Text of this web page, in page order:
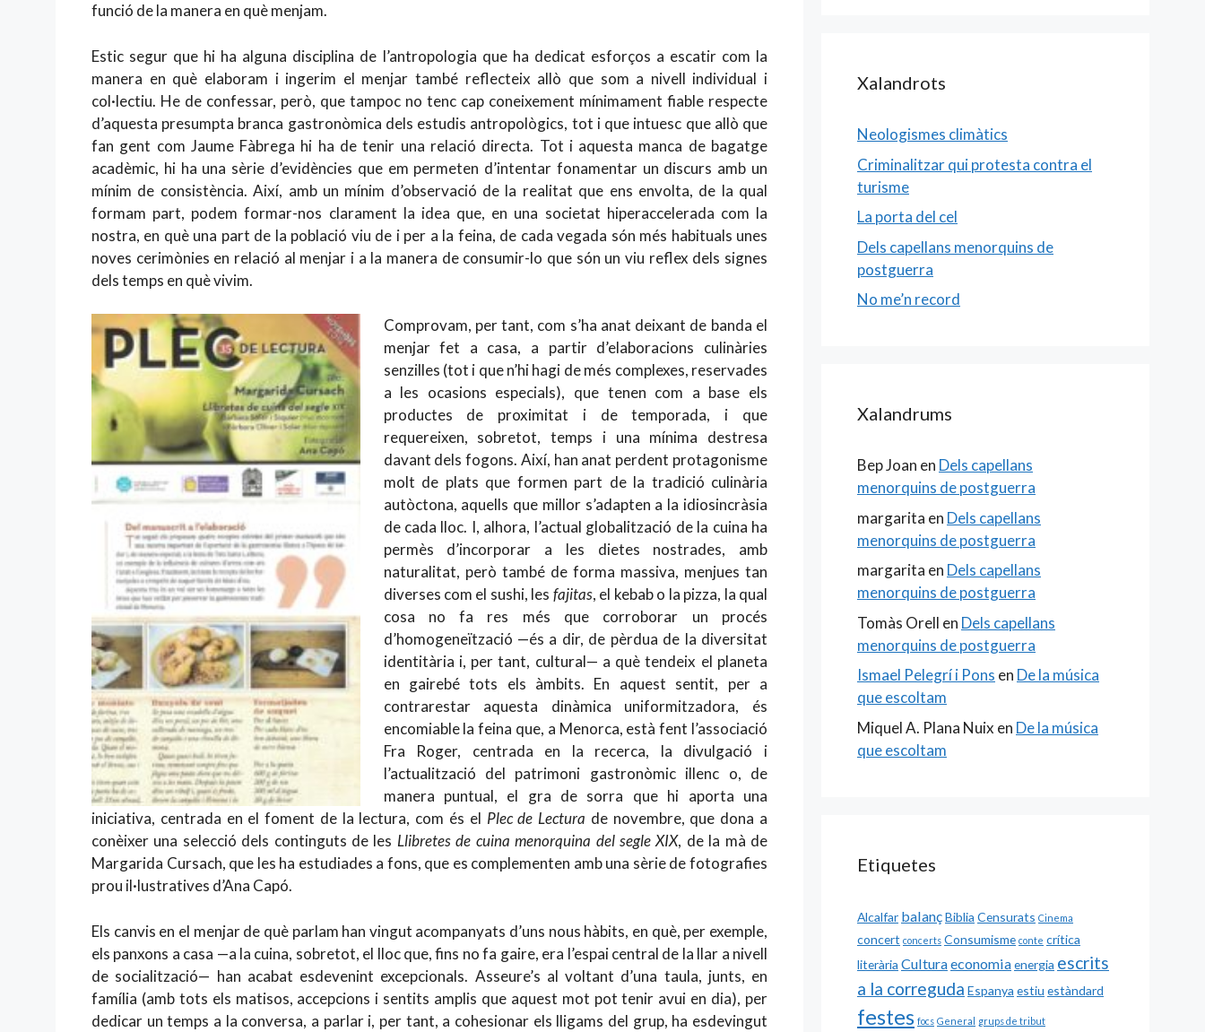
funció de la manera en què menjam.
Estic segur que hi ha alguna disciplina de l’antropologia que ha dedicat esforços a escatir com la
manera en què elaboram i ingerim el menjar també reflecteix allò que som a nivell individual i
col·lectiu. He de confessar, però, que tampoc no tenc cap coneixement mínimament fiable respecte
d’aquesta presumpta branca gastronòmica dels estudis antropològics, tot i que intuesc que allò que
fan gent com Jaume Fàbrega hi ha de tenir una relació directa. Tot i aquesta manca de bagatge
acadèmic, hi ha una sèrie d’evidències que em permeten d’intentar fonamentar un discurs amb un
mínim de consistència. Així, amb un mínim d’observació de la realitat que ens envolta, de la qual
formam part, podem formar-nos clarament la idea que, en una societat hiperaccelerada com la
nostra, en què una part de la població viu de i per a la feina, de cada vegada són més habituals unes
noves cerimònies en relació al menjar i a la manera de consumir-lo que són un viu reflex dels signes
dels temps en què vivim.
Comprovam, per tant, com s’ha anat deixant de banda el
menjar fet a casa, a partir d’elaboracions culinàries
senzilles (tot i que n’hi hagi de més complexes, reservades
a les ocasions especials), que tenen com a base els
productes de proximitat i de temporada, i que
requereixen, sobretot, temps i una mínima destresa
davant dels fogons. Així, han anat perdent protagonisme
molt de plats que formen part de la tradició culinària
autòctona, aquells que millor s’adapten a la idiosincràsia
de cada lloc. I, alhora, l’actual globalització de la cuina ha
permès d’incorporar a les dietes nostrades, amb
naturalitat, però també de forma massiva, menjues tan
diverses com el sushi, les fajitas, el kebab o la pizza, la qual
cosa no fa res més que corroborar un procés
d’homogeneïtzació —és a dir, de pèrdua de la diversitat
identitària i, per tant, cultural— a què tendeix el planeta
en gairebé tots els àmbits. En aquest sentit, per a
contrarestar aquesta dinàmica uniformitzadora, és
encomiable la feina que, a Menorca, està fent l’associació
Fra Roger, centrada en la recerca, la divulgació i
l’actualització del patrimoni gastronòmic illenc o, de
manera puntual, el gra de sorra que hi aporta una
iniciativa, centrada en el foment de la lectura, com és el Plec de Lectura de novembre, que dona a
conèixer una selecció dels continguts de les Llibretes de cuina menorquina del segle XIX, de la mà de
Margarida Cursach, que les ha estudiades a fons, que es complementen amb una sèrie de fotografies
prou il·lustratives d’Ana Capó.
Els canvis en el menjar de què parlam han vingut acompanyats d’uns nous hàbits, en què, per exemple,
els panxons a casa —a la cuina, sobretot, el lloc que, fins no fa gaire, era l’espai central de la llar a nivell
de socialització— han acabat esdevenint excepcionals. Asseure’s al voltant d’una taula, junts, en
família (amb tots els matisos, accepcions i sentits amplis que aquest mot pot tenir avui en dia), per
dedicar un temps a la conversa, a parlar i, per tant, a cohesionar els lligams del grup, ha esdevingut
Xalandrots
Neologismes climàtics
Criminalitzar qui protesta contra el
turisme
La porta del cel
Dels capellans menorquins de
postguerra
No me’n record
Xalandrums
Bep Joan en Dels capellans
menorquins de postguerra
margarita en Dels capellans
menorquins de postguerra
margarita en Dels capellans
menorquins de postguerra
Tomàs Orell en Dels capellans
menorquins de postguerra
Ismael Pelegrí i Pons en De la música
que escoltam
Miquel A. Plana Nuix en De la música
que escoltam
Etiquetes
Alcalfar balançBiblia Censurats Cinema
concert concerts Consumisme conte crítica
literària Culturaeconomiaenergia escrits
a la correguda Espanya estiu estàndard
festes focs General grups de tribut